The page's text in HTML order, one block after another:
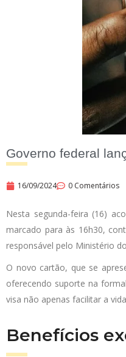
Governo federal
16/09/2024 0 Comentários
Nesta segunda-feira (16)
marcado para às 16h30,
responsável pelo Ministério
O novo cartão, que se
oferecendo suporte na
visa não apenas facilitar a
Benefícios